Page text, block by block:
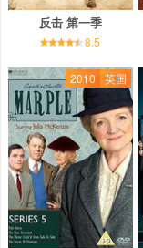
反击 第一季
8.5
2010 英国